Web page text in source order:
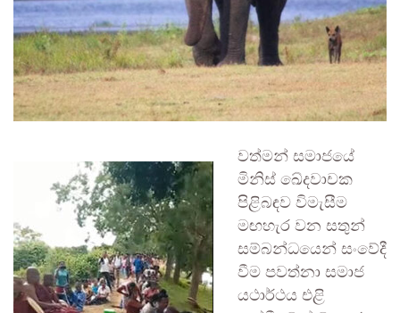
වත්මන් සමාජයේ
මිනිස් ඛේදවාචක
පිළිබඳව විමැසීම
මඟහැර වන සතුන්
සම්බන්ධයෙන් සංවේදී
වීම පවත්නා සමාජ
යථාර්ථය එළි